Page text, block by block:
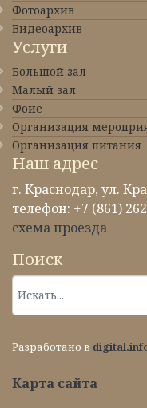
Фотоархив
Видеоархив
Услуги
Большой зал
Малый зал
Фойе
Организация
Организация питания
Наш адрес
г. Краснодар, ул.
телефон: +7 (861)
схема проезда
Поиск
Разработано в
Карта сайта